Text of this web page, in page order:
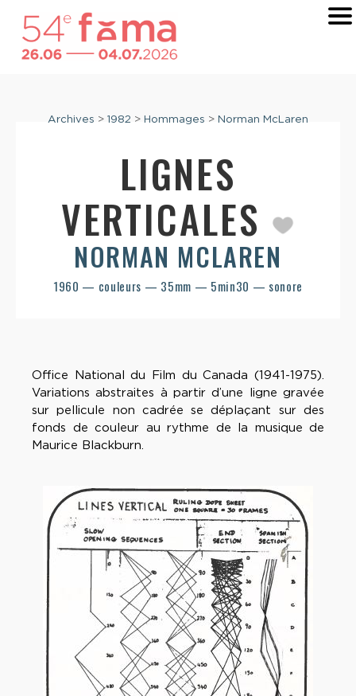
Archives > 1982 > Hommages > Norman McLaren
LIGNES
VERTICALES
NORMAN MCLAREN
1960 — couleurs — 35mm — 5min30 — sonore
Office National du Film du Canada (1941-1975).
Variations abstraites à partir d’une ligne gravée
sur pellicule non cadrée se déplaçant sur des
fonds de couleur au rythme de la musique de
Maurice Blackburn.